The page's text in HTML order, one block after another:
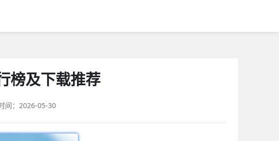
榜及下载推荐
间：2026-05-30